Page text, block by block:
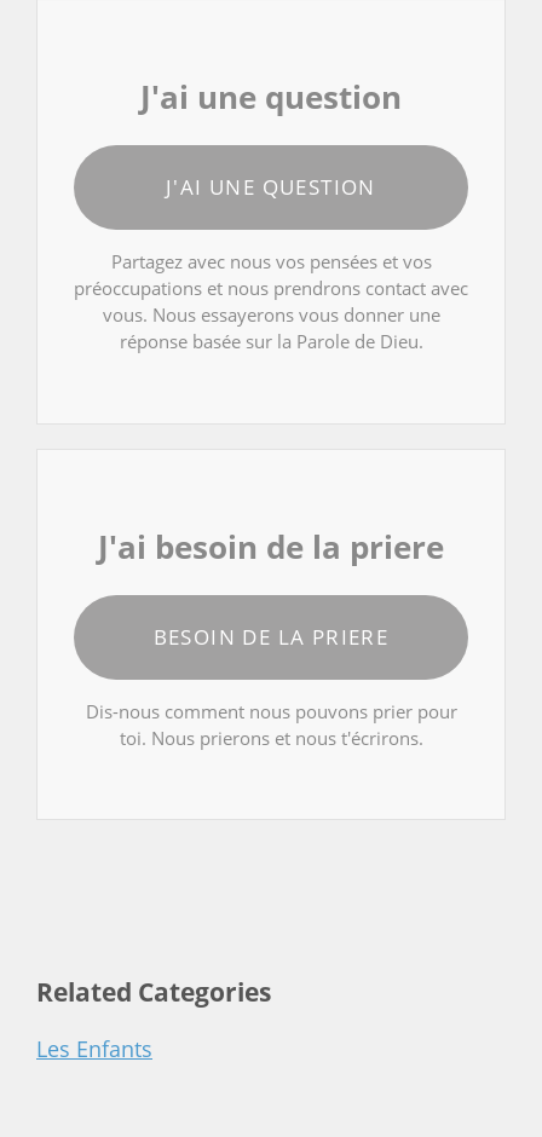
J'ai une question
J'AI UNE QUESTION
Partagez avec nous vos pensées et vos
préoccupations et nous prendrons contact avec
vous. Nous essayerons vous donner une
réponse basée sur la Parole de Dieu.
J'ai besoin de la priere
BESOIN DE LA PRIERE
Dis-nous comment nous pouvons prier pour
toi. Nous prierons et nous t'écrirons.
Related Categories
Les Enfants